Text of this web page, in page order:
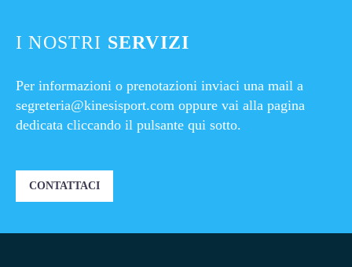
I NOSTRI SERVIZI
Per informazioni o prenotazioni inviaci una mail a
segreteria@kinesisport.com oppure vai alla pagina
dedicata cliccando il pulsante qui sotto.
CONTATTACI